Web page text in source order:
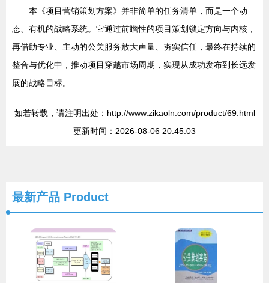
本《项目营销策划方案》并非简单的任务清单，而是一个动
态、有机的战略系统。它通过前瞻性的项目策划锁定方向与内核，
再借助专业、主动的公关服务放大声量、夯实信任，最终在持续的
整合与优化中，推动项目穿越市场周期，实现从成功发布到长远发
展的战略目标。
如若转载，请注明出处：http://www.zikaoln.com/product/69.html
更新时间：2026-08-06 20:45:03
最新产品 Product